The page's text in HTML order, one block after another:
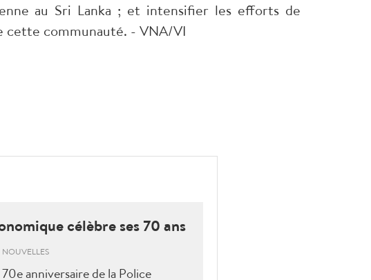
au Sri Lanka ; et intensifier les efforts de
cette communauté. - VNA/VI
célèbre ses 70 ans
NOUVELLES
anniversaire de la Police